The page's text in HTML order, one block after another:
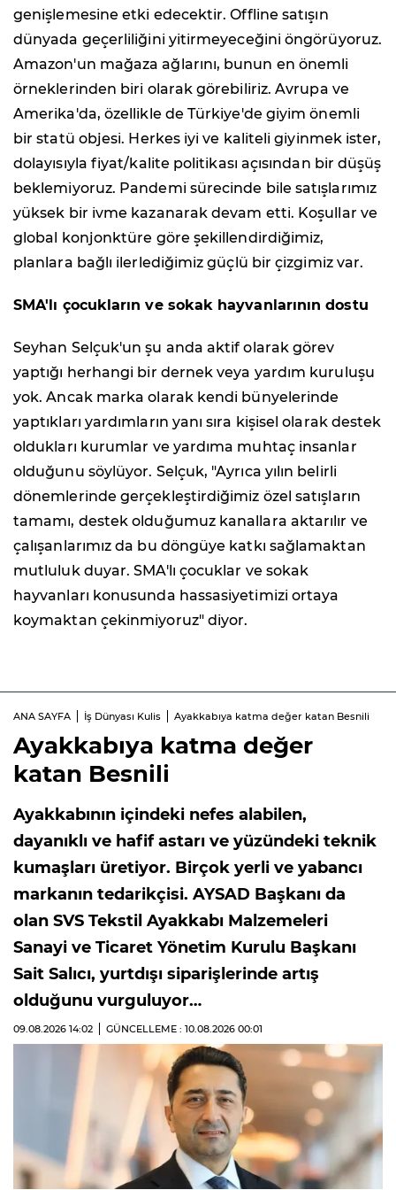
genişlemesine etki edecektir. Offline satışın
dünyada geçerliliğini yitirmeyeceğini öngörüyoruz.
Amazon'un mağaza ağlarını, bunun en önemli
örneklerinden biri olarak görebiliriz. Avrupa ve
Amerika'da, özellikle de Türkiye'de giyim önemli
bir statü objesi. Herkes iyi ve kaliteli giyinmek ister,
dolayısıyla fiyat/kalite politikası açısından bir düşüş
beklemiyoruz. Pandemi sürecinde bile satışlarımız
yüksek bir ivme kazanarak devam etti. Koşullar ve
global konjonktüre göre şekillendirdiğimiz,
planlara bağlı ilerlediğimiz güçlü bir çizgimiz var.
SMA'lı çocukların ve sokak hayvanlarının dostu
Seyhan Selçuk'un şu anda aktif olarak görev
yaptığı herhangi bir dernek veya yardım kuruluşu
yok. Ancak marka olarak kendi bünyelerinde
yaptıkları yardımların yanı sıra kişisel olarak destek
oldukları kurumlar ve yardıma muhtaç insanlar
olduğunu söylüyor. Selçuk, "Ayrıca yılın belirli
dönemlerinde gerçekleştirdiğimiz özel satışların
tamamı, destek olduğumuz kanallara aktarılır ve
çalışanlarımız da bu döngüye katkı sağlamaktan
mutluluk duyar. SMA'lı çocuklar ve sokak
hayvanları konusunda hassasiyetimizi ortaya
koymaktan çekinmiyoruz" diyor.
ANA SAYFA İş Dünyası Kulis Ayakkabıya katma değer katan Besnili
Ayakkabıya katma değer
katan Besnili
Ayakkabının içindeki nefes alabilen,
dayanıklı ve hafif astarı ve yüzündeki teknik
kumaşları üretiyor. Birçok yerli ve yabancı
markanın tedarikçisi. AYSAD Başkanı da
olan SVS Tekstil Ayakkabı Malzemeleri
Sanayi ve Ticaret Yönetim Kurulu Başkanı
Sait Salıcı, yurtdışı siparişlerinde artış
olduğunu vurguluyor…
09.08.2026 14:02 GÜNCELLEME : 10.08.2026 00:01